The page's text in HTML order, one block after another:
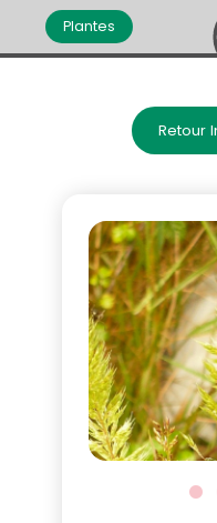
Plantes
Retour